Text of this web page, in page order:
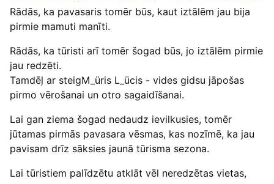
Rādās, ka pavasaris tomēr būs, kaut iztālēm jau bija
pirmie mamuti manīti.
Rādās, ka tūristi arī tomēr šogad būs, jo iztālēm pirmie
jau redzēti.
Tamdēļ ar steigM_üris L_ücis - vides gidsu jāpošas
pirmo vērošanai un otro sagaidīšanai.
Lai gan ziema šogad nedaudz ievilkusies, tomēr
jūtamas pirmās pavasara vēsmas, kas nozīmē, ka jau
pavisam drīz sāksies jaunā tūrisma sezona.
Lai tūristiem palīdzētu atklāt vēl neredzētas vietas,